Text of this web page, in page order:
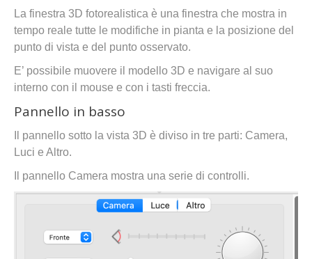
La finestra 3D fotorealistica è una finestra che mostra in
tempo reale tutte le modifiche in pianta e la posizione del
punto di vista e del punto osservato.
E’ possibile muovere il modello 3D e navigare al suo
interno con il mouse e con i tasti freccia.
Pannello in basso
Il pannello sotto la vista 3D è diviso in tre parti: Camera,
Luci e Altro.
Il pannello Camera mostra una serie di controlli.